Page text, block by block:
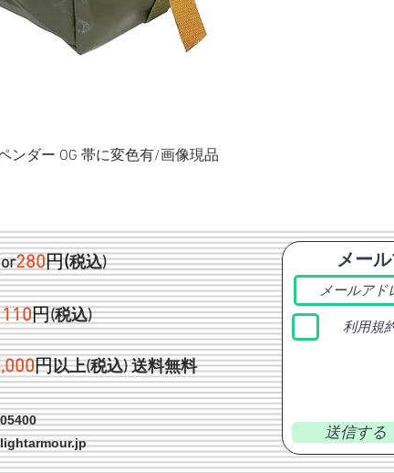
ンダー OG 帯に変色有/画像現品
or280円(税込)
110円(税込)
円以上(税込)送料無料
メー
利用規
送信する